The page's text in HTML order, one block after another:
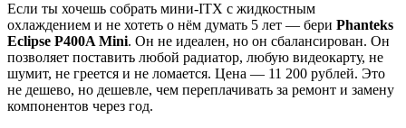
Если ты хочешь собрать мини-ITX с жидкостным
охлаждением и не хотеть о нём думать 5 лет — бери Phanteks
Eclipse P400A Mini. Он не идеален, но он сбалансирован. Он
позволяет поставить любой радиатор, любую видеокарту, не
шумит, не греется и не ломается. Цена — 11 200 рублей. Это
не дешево, но дешевле, чем переплачивать за ремонт и замену
компонентов через год.